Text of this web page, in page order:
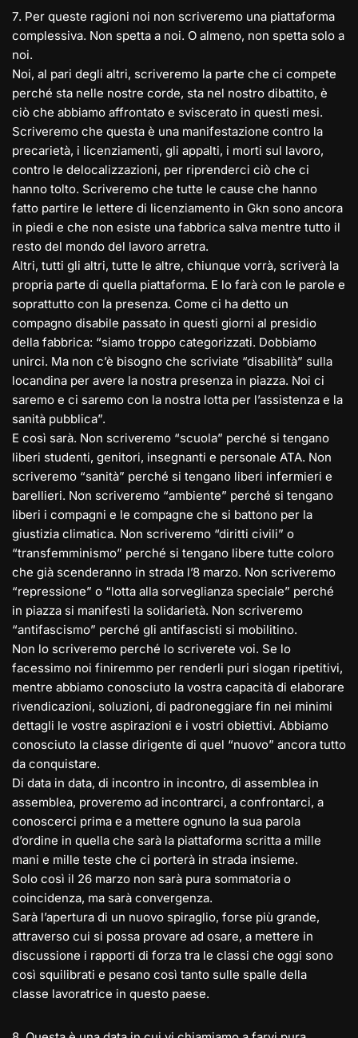
7️. Per queste ragioni noi non scriveremo una piattaforma
complessiva. Non spetta a noi. O almeno, non spetta solo a
noi.
Noi, al pari degli altri, scriveremo la parte che ci compete
perché sta nelle nostre corde, sta nel nostro dibattito, è
ciò che abbiamo affrontato e sviscerato in questi mesi.
Scriveremo che questa è una manifestazione contro la
precarietà, i licenziamenti, gli appalti, i morti sul lavoro,
contro le delocalizzazioni, per riprenderci ciò che ci
hanno tolto. Scriveremo che tutte le cause che hanno
fatto partire le lettere di licenziamento in Gkn sono ancora
in piedi e che non esiste una fabbrica salva mentre tutto il
resto del mondo del lavoro arretra.
Altri, tutti gli altri, tutte le altre, chiunque vorrà, scriverà la
propria parte di quella piattaforma. E lo farà con le parole e
soprattutto con la presenza. Come ci ha detto un
compagno disabile passato in questi giorni al presidio
della fabbrica: “siamo troppo categorizzati. Dobbiamo
unirci. Ma non c’è bisogno che scriviate “disabilità” sulla
locandina per avere la nostra presenza in piazza. Noi ci
saremo e ci saremo con la nostra lotta per l’assistenza e la
sanità pubblica”.
E così sarà. Non scriveremo “scuola” perché si tengano
liberi studenti, genitori, insegnanti e personale ATA. Non
scriveremo “sanità” perché si tengano liberi infermieri e
barellieri. Non scriveremo “ambiente” perché si tengano
liberi i compagni e le compagne che si battono per la
giustizia climatica. Non scriveremo “diritti civili” o
“transfemminismo” perché si tengano libere tutte coloro
che già scenderanno in strada l’8 marzo. Non scriveremo
“repressione” o “lotta alla sorveglianza speciale” perché
in piazza si manifesti la solidarietà. Non scriveremo
“antifascismo” perché gli antifascisti si mobilitino.
Non lo scriveremo perché lo scriverete voi. Se lo
facessimo noi finiremmo per renderli puri slogan ripetitivi,
mentre abbiamo conosciuto la vostra capacità di elaborare
rivendicazioni, soluzioni, di padroneggiare fin nei minimi
dettagli le vostre aspirazioni e i vostri obiettivi. Abbiamo
conosciuto la classe dirigente di quel “nuovo” ancora tutto
da conquistare.
Di data in data, di incontro in incontro, di assemblea in
assemblea, proveremo ad incontrarci, a confrontarci, a
conoscerci prima e a mettere ognuno la sua parola
d’ordine in quella che sarà la piattaforma scritta a mille
mani e mille teste che ci porterà in strada insieme.
Solo così il 26 marzo non sarà pura sommatoria o
coincidenza, ma sarà convergenza.
Sarà l’apertura di un nuovo spiraglio, forse più grande,
attraverso cui si possa provare ad osare, a mettere in
discussione i rapporti di forza tra le classi che oggi sono
così squilibrati e pesano così tanto sulle spalle della
classe lavoratrice in questo paese.